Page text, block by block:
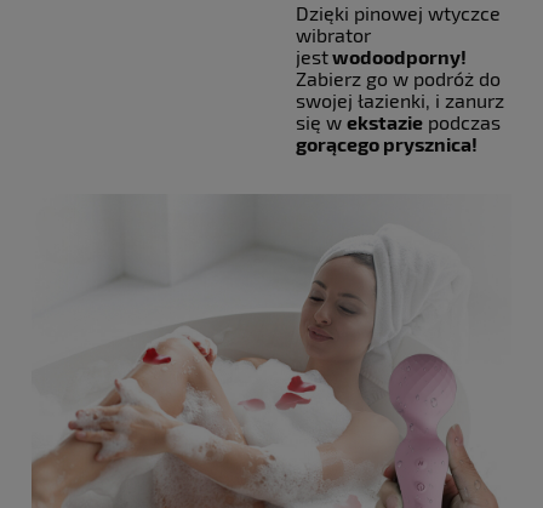
Dzięki pinowej wtyczce
wibrator
jestwodoodporny!
Zabierz go w podróż do
swojej łazienki, i zanurz
się w ekstazie podczas
gorącego prysznica!